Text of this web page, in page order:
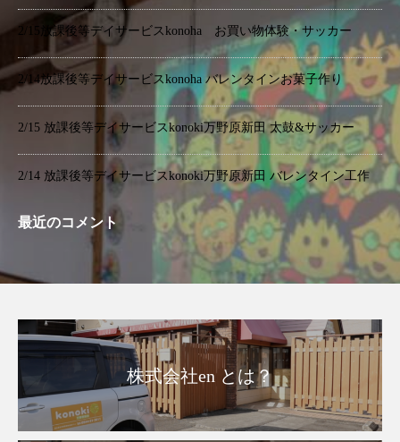
2/15放課後等デイサービスkonoha お買い物体験・サッカー
2/14放課後等デイサービスkonoha バレンタインお菓子作り
2/15 放課後等デイサービスkonoki万野原新田 太鼓&サッカー
2/14 放課後等デイサービスkonoki万野原新田 バレンタイン工作
最近のコメント
株式会社en とは？